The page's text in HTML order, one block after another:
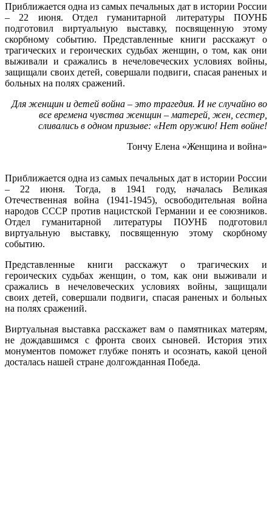
Приближается одна из самых печальных дат в истории России
– 22 июня. Отдел гуманитарной литературы ПОУНБ
подготовил виртуальную выставку, посвященную этому
скорбному событию. Представленные книги расскажут о
трагических и героических судьбах женщин, о том, как они
выживали и сражались в нечеловеческих условиях войны,
защищали своих детей, совершали подвиги, спасая раненых и
больных на полях сражений.
Для женщин и детей война – это трагедия. И не случайно во
все времена чувства женщин – матерей, жен, сестер,
сливались в одном призыве: «Нет оружию! Нет войне!
Тончу Елена «Женщина и война»
Приближается одна из самых печальных дат в истории России
– 22 июня. Тогда, в 1941 году, началась Великая
Отечественная война (1941-1945), освободительная война
народов СССР против нацистской Германии и ее союзников.
Отдел гуманитарной литературы ПОУНБ подготовил
виртуальную выставку, посвященную этому скорбному
событию.
Представленные книги расскажут о трагических и
героических судьбах женщин, о том, как они выживали и
сражались в нечеловеческих условиях войны, защищали
своих детей, совершали подвиги, спасая раненых и больных
на полях сражений.
Виртуальная выставка расскажет вам о памятниках матерям,
не дождавшимся с фронта своих сыновей. История этих
монументов поможет глубже понять и осознать, какой ценой
досталась нашей стране долгожданная Победа.